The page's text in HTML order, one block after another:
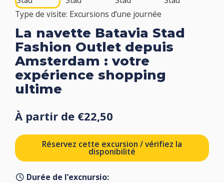
Type de visite: Excursions d’une journée
La navette Batavia Stad
Fashion Outlet depuis
Amsterdam : votre
expérience shopping
ultime
À partir de €22,50
Réservez cette excursion / vérifiez la
disponibilité
Durée de l’excnursio: